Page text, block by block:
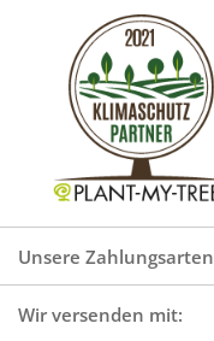
Unsere Zahlungsarten
Wir versenden mit: